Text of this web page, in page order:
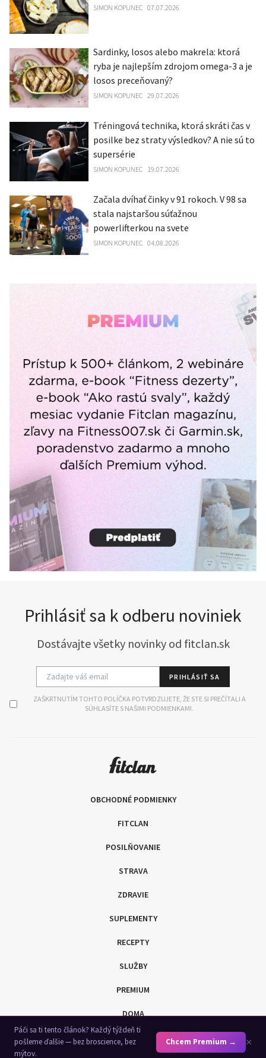
SIMON KOPUNEC 07.07.2026
Sardinky, losos alebo makrela: ktorá
ryba je najlepším zdrojom omega-3 a je
losos preceňovaný?
SIMON KOPUNEC 29.07.2026
Tréningová technika, ktorá skráti čas v
posilke bez straty výsledkov? A nie sú to
supersérie
SIMON KOPUNEC 19.07.2026
Začala dvíhať činky v 91 rokoch. V 98 sa
stala najstaršou súťažnou
powerlifterkou na svete
SIMON KOPUNEC 04.08.2026
Prihlásiť sa k odberu noviniek
Dostávajte všetky novinky od fitclan.sk
PRIHLÁSIŤ SA
ZAŠKRTNUTÍM TOHTO POLÍČKA POTVRDZUJETE, ŽE STE SI PREČÍTALI A
SÚHLASÍTE S NAŠIMI PODMIENKAMI.
OBCHODNÉ PODMIENKY
FITCLAN
POSILŇOVANIE
STRAVA
ZDRAVIE
SUPLEMENTY
RECEPTY
SLUŽBY
PREMIUM
DOMA
SHOP
Páči sa ti tento článok? Každý týždeň ti
pošleme ďalšie — bez broscience, bez
mýtov.
Chcem Premium → ×